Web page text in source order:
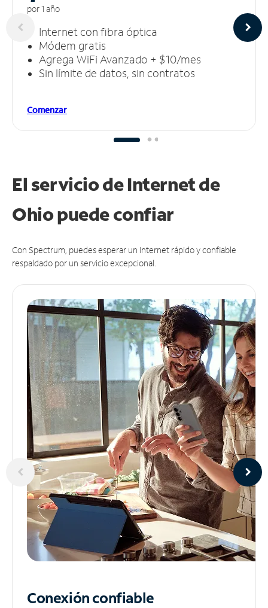
por 1 año
Internet con fibra óptica
Módem gratis
Agrega WiFi Avanzado + $10/mes
Sin límite de datos, sin contratos
Comenzar
El servicio de Internet de
Ohio puedeconfiar
Con Spectrum, puedes esperar un Internet rápido y confiable
respaldado por un servicio excepcional.
Conexión confiable